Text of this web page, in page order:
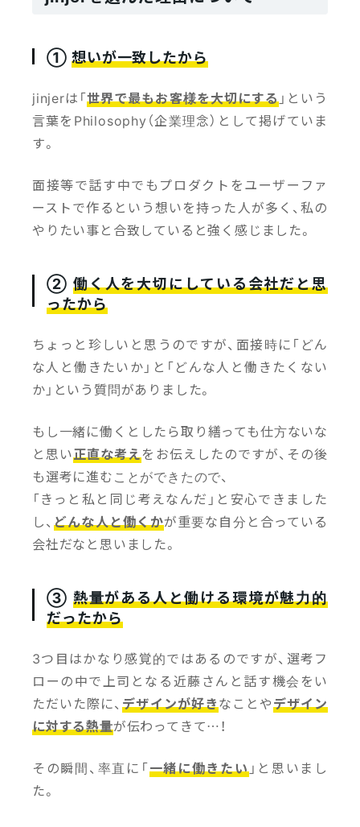
① 想いが一致したから
jinjerは「世界で最もお客様を大切にする」という
言葉をPhilosophy（企業理念）として掲げていま
す。
面接等で話す中でもプロダクトをユーザーファ
ーストで作るという想いを持った人が多く、私の
やりたい事と合致していると強く感じました。
② 働く人を大切にしている会社だと思
ったから
ちょっと珍しいと思うのですが、面接時に「どん
な人と働きたいか」と「どんな人と働きたくない
か」という質問がありました。
もし一緒に働くとしたら取り繕っても仕方ないな
と思い正直な考えをお伝えしたのですが、その後
も選考に進むことができたので、
「きっと私と同じ考えなんだ」と安心できました
し、どんな人と働くかが重要な自分と合っている
会社だなと思いました。
③ 熱量がある人と働ける環境が魅力的
だったから
3つ目はかなり感覚的ではあるのですが、選考フ
ローの中で上司となる近藤さんと話す機会をい
ただいた際に、デザインが好きなことやデザイン
に対する熱量が伝わってきて…！
その瞬間、率直に「一緒に働きたい」と思いまし
た。